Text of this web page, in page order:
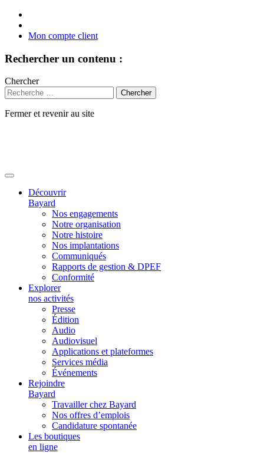
Mon compte client
Rechercher un contenu :
Chercher
Fermer et revenir au site
Découvrir
Bayard
Nos engagements
Notre organisation
Notre histoire
Nos implantations
Communiqués
Rapports de gestion & DPEF
Conformité
Explorer
nos activités
Presse
Édition
Audio
Audiovisuel
Applications et plateformes
Services média
Événements
Rejoindre
Bayard
Travailler chez Bayard
Nos offres d’emplois
Candidature spontanée
Les boutiques
en ligne